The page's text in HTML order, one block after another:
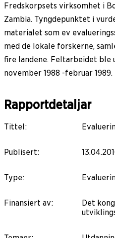
Fredskorpsets virksomhet i
Zambia. Tyngdepunktet i
materialet som ev
med de lokale forskerne,
fire landene. Feltarbeidet
november 1988 -februar 1989.
Rapportdetaljar
Tittel:
Publisert:
Type:
Finansiert av:
Det